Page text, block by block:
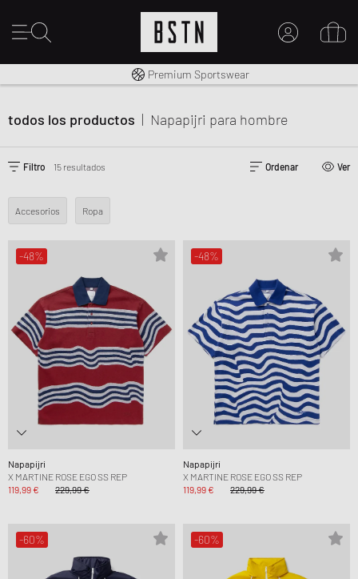
Envío gratuito a España desde € 100
Premium Sportswear
todos los productos | Napapijri para hombre
Filtro 15 resultados Ordenar Ver
Accesorios Ropa
-48%
Napapijri
X MARTINE ROSE EGO SS REP
119,99 €
229,99 €
-48%
Napapijri
X MARTINE ROSE EGO SS REP
119,99 €
229,99 €
-60% -60%